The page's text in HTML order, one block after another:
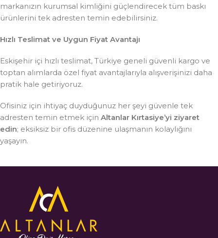
markanızın kurumsal kimliğini güçlendirecek tüm baskı
ürünlerini tek adresten temin edebilirsiniz.
Hızlı Teslimat ve Uygun Fiyat Avantajı
Eskişehir içi hızlı teslimat, Türkiye geneli güvenli kargo ve
toptan alımlarda özel fiyat avantajlarıyla alışverişinizi daha
pratik hale getiriyoruz.
Ofisiniz için ihtiyaç duyduğunuz her şeyi güvenle tek
adresten temin etmek için Altanlar Kırtasiye’yi ziyaret
edin; eksiksiz bir ofis düzenine ulaşmanın kolaylığını
yaşayın.